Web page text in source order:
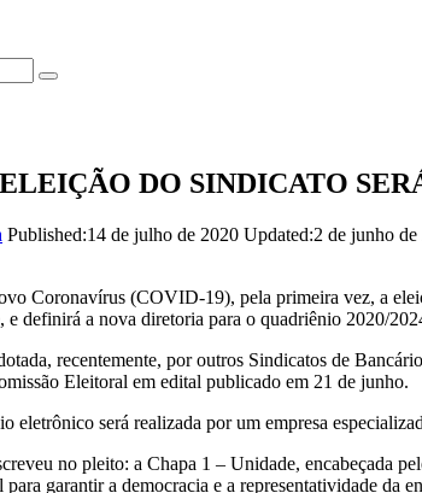
DO SINDICATO
Published:14 de julho de 2020 Updated:2 de junho de
Coronavírus (COVID-19), pela primeira vez, a
e definirá a nova diretoria para o quadriênio 2020/
recentemente, por outros Sindicatos de
Eleitoral em edital publicado em 21 de junho.
eletrônico será realizada por um empresa
no pleito: a Chapa 1 – Unidade, encabeçada
para garantir a democracia e a representatividade da